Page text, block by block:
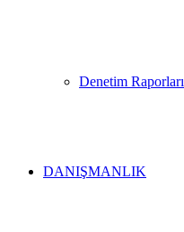
Denetim Raporları
DANIŞMANLIK